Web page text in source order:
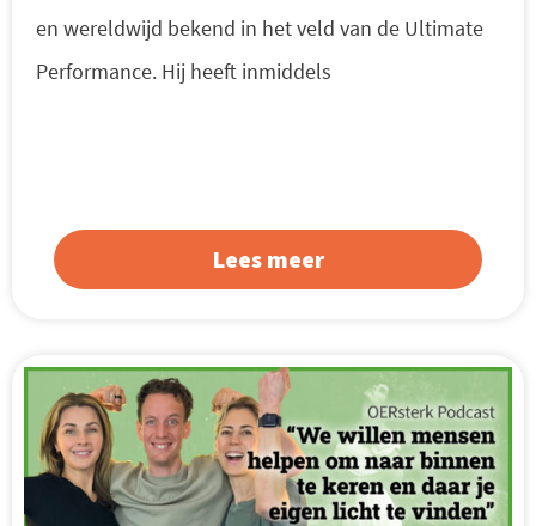
en wereldwijd bekend in het veld van de Ultimate
Performance. Hij heeft inmiddels
Lees meer